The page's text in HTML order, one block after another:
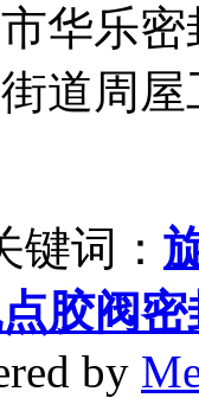
华乐
道周
键词：
胶阀
by